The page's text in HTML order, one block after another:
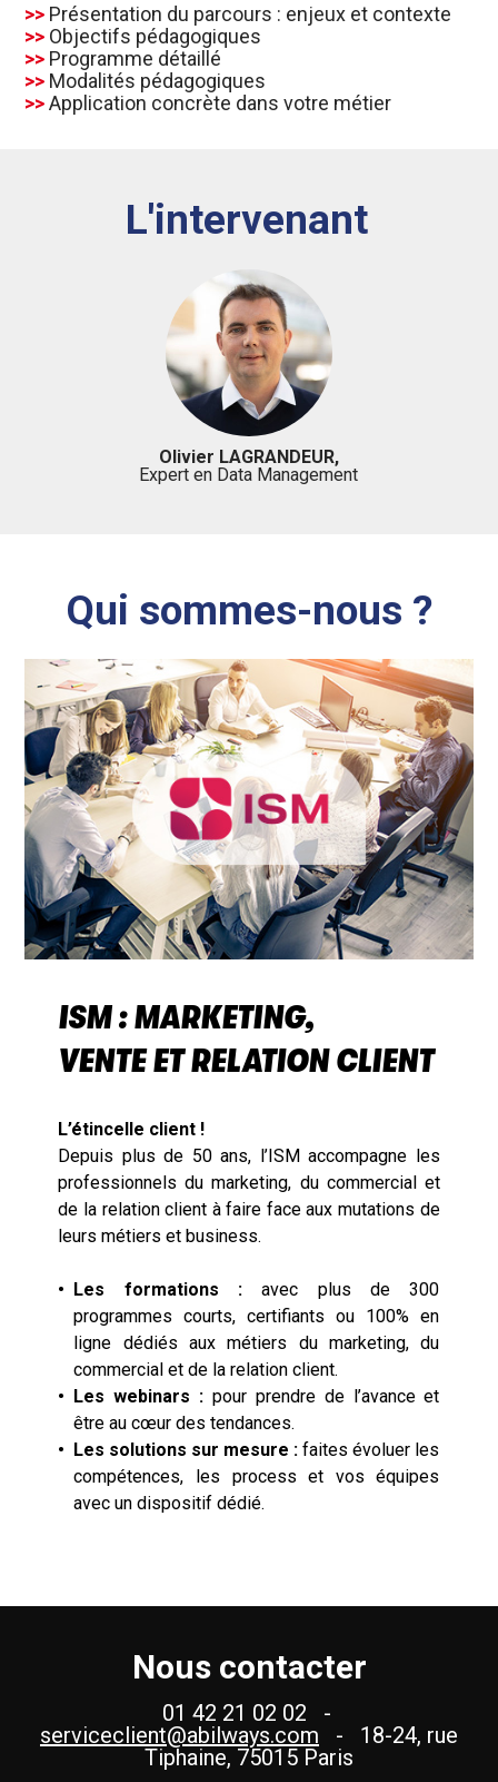
>> Présentation du parcours : enjeux et contexte
>> Objectifs pédagogiques
>> Programme détaillé
>> Modalités pédagogiques
>>Application concrète dans votre métier
L'intervenant
Olivier LAGRANDEUR,
Expert en Data Management
Qui sommes-nous ?
ISM : MARKETING,
VENTE ET RELATION CLIENT
L’étincelle client !
Depuis plus de 50 ans, l’ISM accompagne les
professionnels du marketing, du commercial et
de la relation client à faire face aux mutations de
leurs métiers et business.
• Les formations : avec plus de 300
programmes courts, certifiants ou 100% en
ligne dédiés aux métiers du marketing, du
commercial et de la relation client.
• Les webinars : pour prendre de l’avance et
être au cœur des tendances.
• Les solutions sur mesure :faites évoluer les
compétences, les process et vos équipes
avec un dispositif dédié.
Nous contacter
01 42 21 02 02 -
serviceclient@abilways.com - 18-24, rue
Tiphaine, 75015 Paris